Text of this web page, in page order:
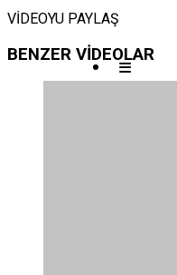
VİDEOYU PAYLAŞ
BENZER VİDEOLAR